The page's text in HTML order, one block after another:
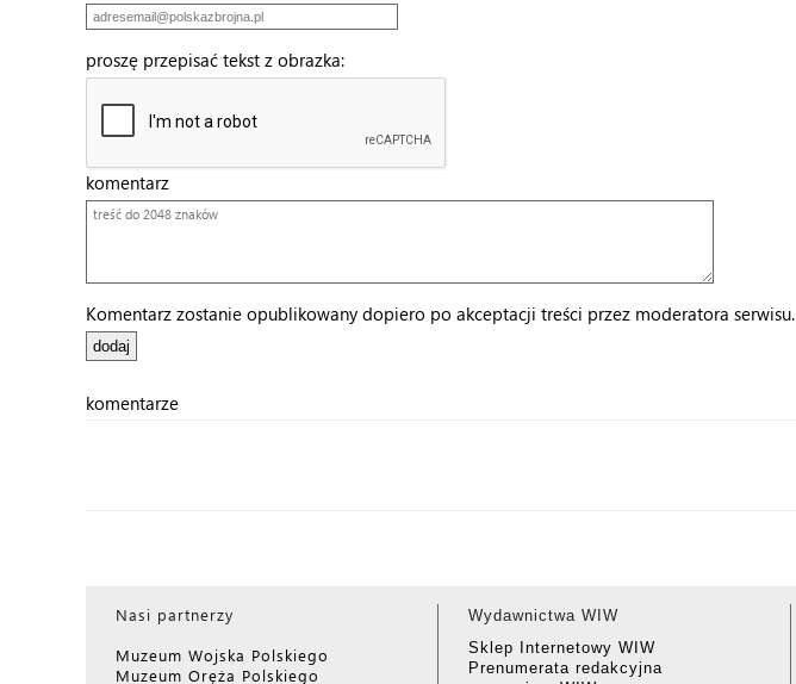
proszę przepisać tekst z obrazka:
komentarz
Komentarz zostanie opublikowany dopiero po akceptacji treści przez moderatora serwisu.
komentarze
Nasi partnerzy
Muzeum Wojska Polskiego
Muzeum Oręża Polskiego
Wydawnictwa WIW
Sklep Internetowy WIW
Prenumerata redakcyjna